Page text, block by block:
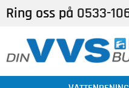
Ring oss på 0533-